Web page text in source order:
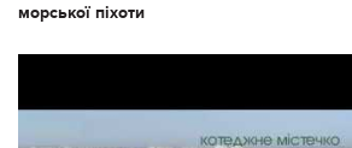
морської піхоти